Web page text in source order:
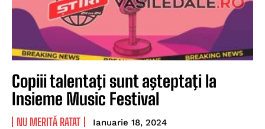
Copiii talentaţi sunt aşteptaţi la
Insieme Music Festival
NU MERITĂ RATAT Ianuarie 18, 2024